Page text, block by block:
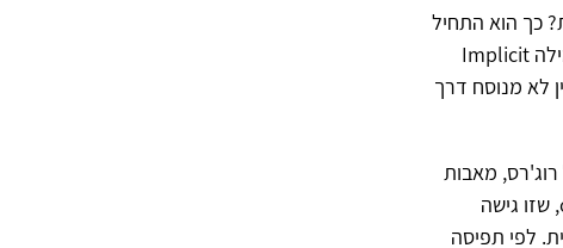
כך הוא התחיל
", כשהמילה Implicit
לא מנוסח דרך
רוג'רס, מאבות
הפסיכולוגיה ההומניסטית, והגישה הטיפולית השלטת שם הייתה client-centered, שזו גישה
לפי תפיסה